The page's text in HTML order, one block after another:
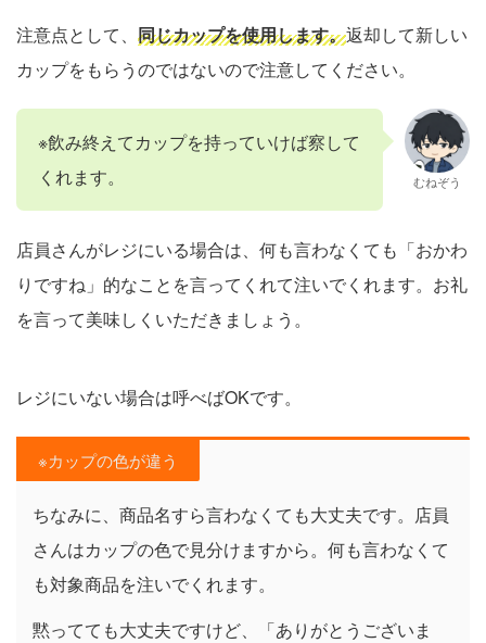
注意点として、 同じカップを使用します。返却して新しい
カップをもらうのではないので注意してください。
※飲み終えてカップを持っていけば察して
くれます。
むねぞう
店員さんがレジにいる場合は、何も言わなくても「おかわ
りですね」的なことを言ってくれて注いでくれます。お礼
を言って美味しくいただきましょう。
レジにいない場合は呼べばOKです。
※カップの色が違う
ちなみに、商品名すら言わなくても大丈夫です。店員
さんはカップの色で見分けますから。何も言わなくて
も対象商品を注いでくれます。
黙ってても大丈夫ですけど、「ありがとうございま